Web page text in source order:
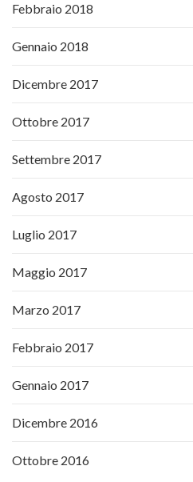
Febbraio 2018
Gennaio 2018
Dicembre 2017
Ottobre 2017
Settembre 2017
Agosto 2017
Luglio 2017
Maggio 2017
Marzo 2017
Febbraio 2017
Gennaio 2017
Dicembre 2016
Ottobre 2016